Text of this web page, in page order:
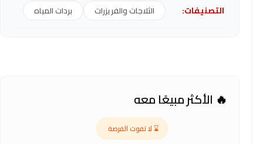
التصنيفات: الثلاجات والفريزرات بردات المياه
🔥 الأكثر مبيعًا معه
⌛ لا تفوت الفرصة